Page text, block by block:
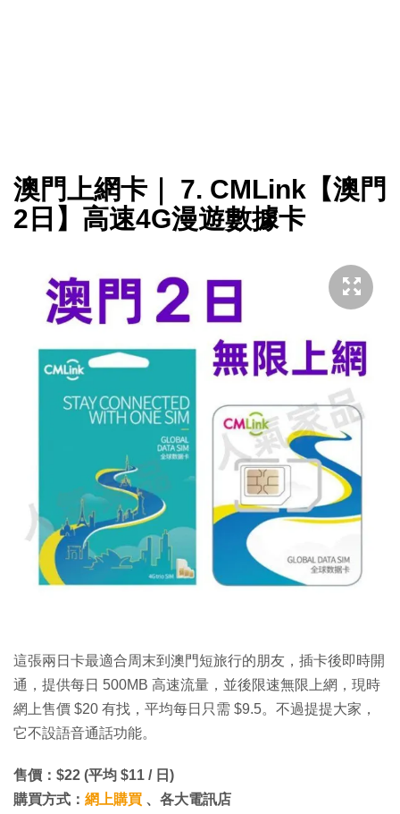
澳門上網卡｜ 7. CMLink【澳門
2日】高速4G漫遊數據卡
這張兩日卡最適合周末到澳門短旅行的朋友，插卡後即時開
通，提供每日 500MB 高速流量，並後限速無限上網，現時
網上售價 $20 有找，平均每日只需 $9.5。不過提提大家，
它不設語音通話功能。
售價：$22 (平均 $11 / 日)
購買方式： 網上購買 、各大電訊店